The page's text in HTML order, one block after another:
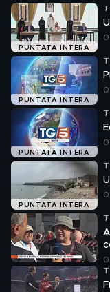
PUNTATA INTERA
PUNTATA INTERA
PUNTATA INTERA
PUNTATA INTERA